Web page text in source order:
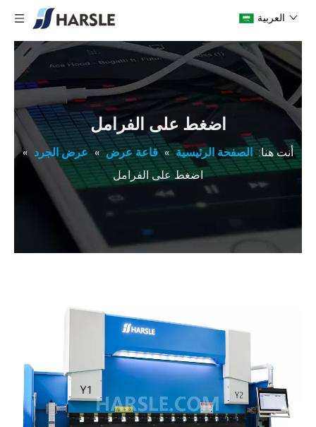
العربية
اضغط على الفرامل
أنت هنا: الصفحة الرئيسية » قاعة عرض » عرض الجرد »
اضغط على الفرامل